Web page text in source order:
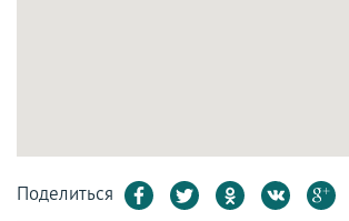
Поделиться